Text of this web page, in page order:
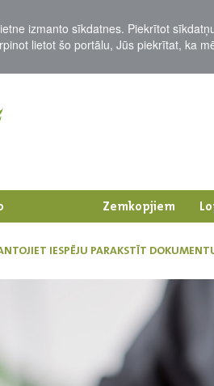
izmanto sīkdatnes. Piekrītot
lietot šo portālu, Jūs piekrītat, ka
Zemkopjiem
IESPĒJU PARAKSTĪT